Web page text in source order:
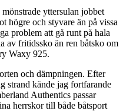
yttersulan jobbet
högre och styvare än på vissa
problem att gå runt på hala
av fritidssko än ren båtsko om
Waxy 925.
och dämpningen. Efter
strand kände jag fortfarande
Authentics passar
herrskor till både båtsport